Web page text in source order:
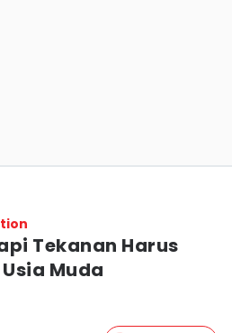
Tekanan Harus
Muda